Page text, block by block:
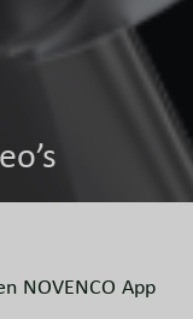
NOVENCO App